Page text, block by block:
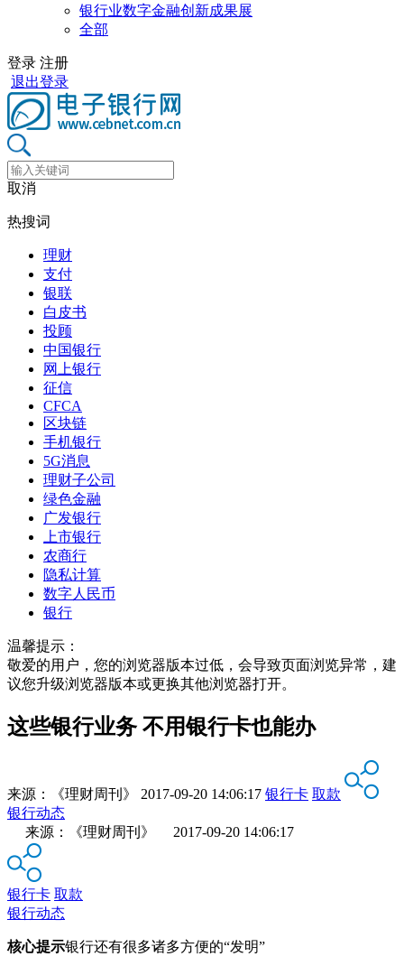
银行业数字金融创新成果展
全部
登录 注册
退出登录
取消
热搜词
理财
支付
银联
白皮书
投顾
中国银行
网上银行
征信
CFCA
区块链
手机银行
5G消息
理财子公司
绿色金融
广发银行
上市银行
农商行
隐私计算
数字人民币
银行
温馨提示：
敬爱的用户，您的浏览器版本过低，会导致页面浏览异常，建
议您升级浏览器版本或更换其他浏览器打开。
这些银行业务 不用银行卡也能办
来源： 《理财周刊》 2017-09-20 14:06:17 银行卡 取款
银行动态
来源：《理财周刊》 2017-09-20 14:06:17
银行卡 取款
银行动态
核心提示银行还有很多诸多方便的“发明”